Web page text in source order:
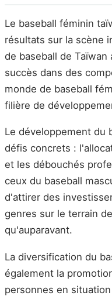
Le baseball féminin
résultats sur la scène
de baseball de
succès dans des
monde de baseball
filière de
Le développement du
défis concrets :
et les débouchés
ceux du baseball
d'attirer des
genres sur le terrain
qu'auparavant.
La diversification du
également la
personnes en